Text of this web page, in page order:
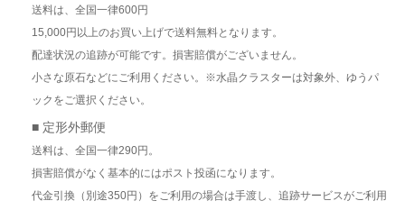
送料は、全国一律600円
15,000円以上のお買い上げで送料無料となります。
配達状況の追跡が可能です。損害賠償がございません。
小さな原石などにご利用ください。※水晶クラスターは対象外、ゆうパ
ックをご選択ください。
■ 定形外郵便
送料は、全国一律290円。
損害賠償がなく基本的にはポスト投函になります。
代金引換（別途350円）をご利用の場合は手渡し、追跡サービスがご利用